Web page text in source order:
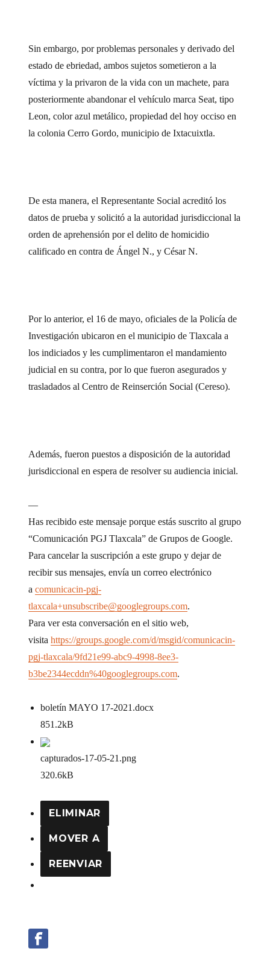
Sin embargo, por problemas personales y derivado del
estado de ebriedad, ambos sujetos sometieron a la
víctima y la privaron de la vida con un machete, para
posteriormente abandonar el vehículo marca Seat, tipo
Leon, color azul metálico, propiedad del hoy occiso en
la colonia Cerro Gordo, municipio de Ixtacuixtla.
De esta manera, el Representante Social acreditó los
datos de prueba y solicitó a la autoridad jurisdiccional la
orden de aprehensión por el delito de homicidio
calificado en contra de Ángel N., y César N.
Por lo anterior, el 16 de mayo, oficiales de la Policía de
Investigación ubicaron en el municipio de Tlaxcala a
los indiciados y les cumplimentaron el mandamiento
judicial en su contra, por lo que fueron asegurados y
trasladados al Centro de Reinserción Social (Cereso).
Además, fueron puestos a disposición de la autoridad
jurisdiccional en espera de resolver su audiencia inicial.
—
Has recibido este mensaje porque estás suscrito al grupo
“Comunicación PGJ Tlaxcala” de Grupos de Google.
Para cancelar la suscripción a este grupo y dejar de
recibir sus mensajes, envía un correo electrónico
acomunicacin-pgj-
tlaxcala+unsubscribe@googlegroups.com.
Para ver esta conversación en el sitio web,
visitahttps://groups.google.com/d/msgid/comunicacin-
pgj-tlaxcala/9fd21e99-abc9-4998-8ee3-
b3be2344ecddn%40googlegroups.com.
boletín MAYO 17-2021 .docx
851.2kB
capturados-17-05-21 .png
320.6kB
ELIMINAR
MOVER A
REENVIAR